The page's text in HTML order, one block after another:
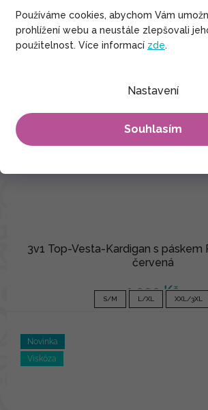
Používáme cookies, abychom Vám
prohlížení webu a neustále zlepšovali
použitelnost. Více informací zde.
Nastavení
Souhlasím
3v1 Top-Vesta-Kardigan s páskem
červená
1 090 Kč
S/M L/XL XXL/3XL
Novinka
Viskóza